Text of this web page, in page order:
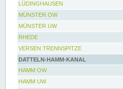
LÜDINGHAUSEN
MÜNSTER OW
MÜNSTER UW
RHEDE
VERSEN TRENNSPITZE
DATTELN-HAMM-KANAL
HAMM OW
HAMM UW